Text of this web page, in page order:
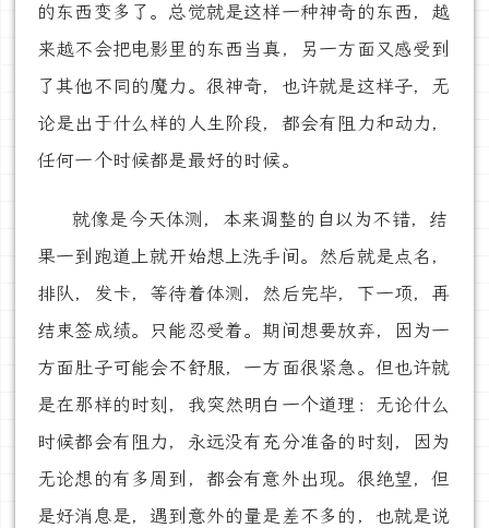
的东西变多了。总觉就是这样一种神奇的东西，越
来越不会把电影里的东西当真，另一方面又感受到
了其他不同的魔力。很神奇，也许就是这样子，无
论是出于什么样的人生阶段，都会有阻力和动力，
任何一个时候都是最好的时候。
就像是今天体测，本来调整的自以为不错，结
果一到跑道上就开始想上洗手间。然后就是点名，
排队，发卡，等待着体测，然后完毕，下一项，再
结束签成绩。只能忍受着。期间想要放弃，因为一
方面肚子可能会不舒服，一方面很紧急。但也许就
是在那样的时刻，我突然明白一个道理：无论什么
时候都会有阻力，永远没有充分准备的时刻，因为
无论想的有多周到，都会有意外出现。很绝望，但
是好消息是，遇到意外的量是差不多的，也就是说